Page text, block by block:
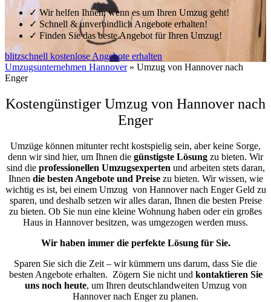
✓ Wir helfen Ihnen, wenn es um Ihren Umzug geht!
✓Schnell & unverbindlich Angebote erhalten!
✓ Finden Sie das beste Angebot für Ihren Umzug!
blitzschnell kostenlose Angebote erhalten
Umzugsunternehmen Hannover» Umzug von Hannover nach
Enger
Kostengünstiger Umzug von Hannover nach
Enger
Umzüge können mitunter recht kostspielig sein, aber keine Sorge,
denn wir sind hier, um Ihnen die günstigste Lösung zu bieten. Wir
sind die professionellen Umzugsexperten und arbeiten stets daran,
Ihnen die besten Angebote und Preisezu bieten. Wir wissen, wie
wichtig es ist, bei einem Umzug von Hannover nach Enger Geld zu
sparen, und deshalb setzen wir alles daran, Ihnen die besten Preise
zu bieten. Ob Sie nun eine kleine Wohnung haben oder ein großes
Haus in Hannover besitzen, was umgezogen werden muss.
Wir haben immer die perfekte Lösung für Sie.
Sparen Sie sich die Zeit – wir kümmern uns darum, dass Sie die
besten Angebote erhalten. Zögern Sie nicht und kontaktieren Sie
uns noch heute, um Ihren deutschlandweiten Umzug von
Hannover nach Enger zu planen.